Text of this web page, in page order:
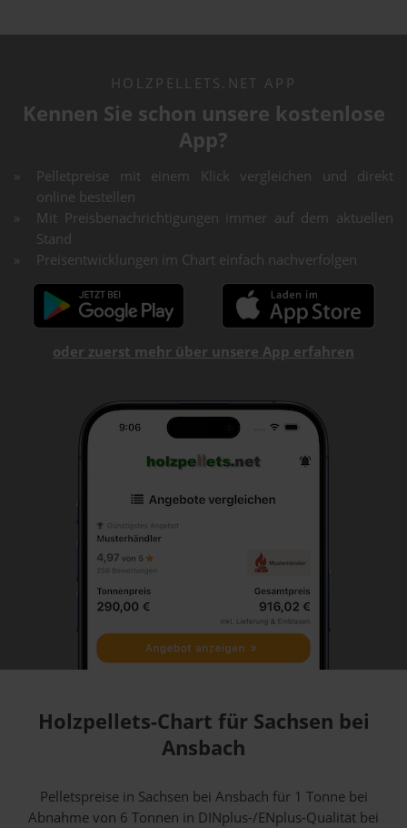
HOLZPELLETS.NET APP
Kennen Sie schon unsere kostenlose
App?
Pelletpreise mit einem Klick vergleichen und direkt
online bestellen
Mit Preisbenachrichtigungen immer auf dem aktuellen
Stand
Preisentwicklungen im Chart einfach nachverfolgen
oder zuerst mehr über unsere App erfahren
Holzpellets-Chart für Sachsen bei
Ansbach
Pelletspreise in Sachsen bei Ansbach für 1 Tonne bei
Abnahmevon 6 Tonnen in DINplus-/ENplus-Qualität bei